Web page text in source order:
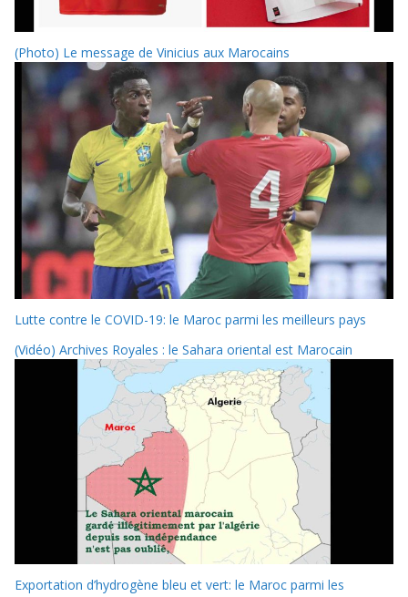
(Photo) Le message de Vinicius aux Marocains
Lutte contre le COVID-19: le Maroc parmi les meilleurs pays
(Vidéo) Archives Royales : le Sahara oriental est Marocain
Exportation d’hydrogène bleu et vert: le Maroc parmi les